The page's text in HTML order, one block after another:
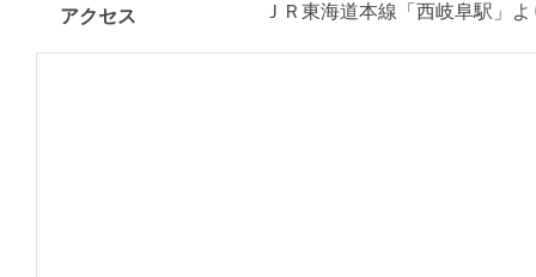
アクセス ＪＲ東海道本線「西岐阜駅」